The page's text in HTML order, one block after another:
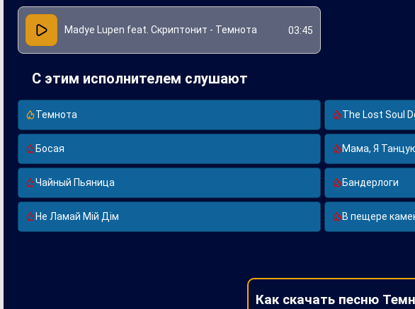
Madye Lupen feat. Скриптонит - Темнота 03:45
С этим исполнителем слушают
Темнота The Lost Soul
Босая Мама, Я
Чайный Пьяница Бандерлоги
Не Ламай Мій Дім В пещере
Как скачать песню